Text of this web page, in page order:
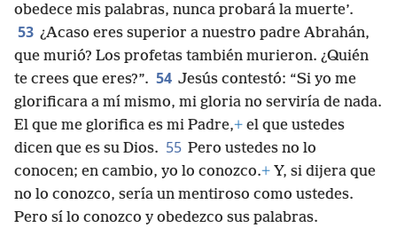
obedece mis palabras, nunca probará la muerte’.
53 ¿Acaso eres superior a nuestro padre Abrahán,
que murió? Los profetas también murieron. ¿Quién
te crees que eres?”. 54 Jesús contestó: “Si yo me
glorificara a mí mismo, mi gloria no serviría de nada.
El que me glorifica es mi Padre,+ el que ustedes
dicen que es su Dios. 55 Pero ustedes no lo
conocen; en cambio, yo lo conozco.+ Y, si dijera que
no lo conozco, sería un mentiroso como ustedes.
Pero sí lo conozco y obedezco sus palabras.